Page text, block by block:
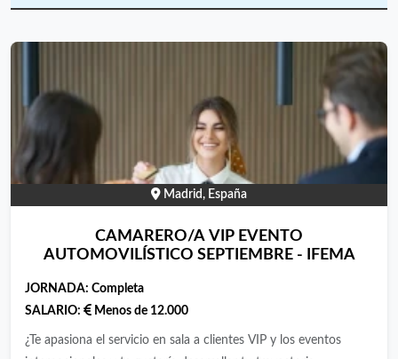
Madrid, España
CAMARERO/A VIP EVENTO
AUTOMOVILÍSTICO SEPTIEMBRE - IFEMA
JORNADA: Completa
SALARIO:
Menos de 12.000
¿Te apasiona el servicio en sala a clientes VIP y los eventos